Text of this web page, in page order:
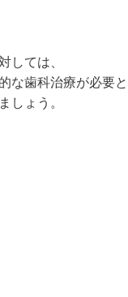
しては、
な歯科治療が必要と
しょう。